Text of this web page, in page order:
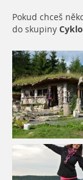
Pokud chceš
do skupiny